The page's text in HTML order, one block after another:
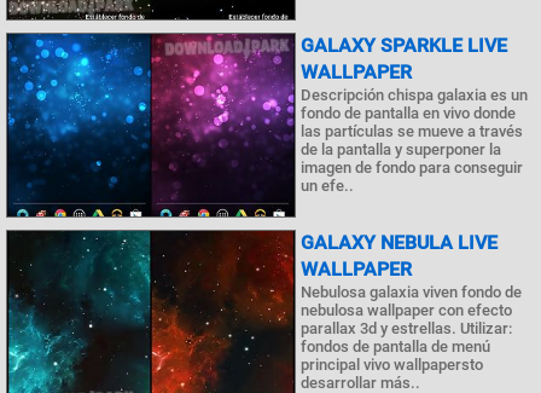
GALAXY SPARKLE LIVE
WALLPAPER
Descripción chispa galaxia es un
fondo de pantalla en vivo donde
las partículas se mueve a través
de la pantalla y superponer la
imagen de fondo para conseguir
un efe..
GALAXY NEBULA LIVE
WALLPAPER
Nebulosa galaxia viven fondo de
nebulosa wallpaper con efecto
parallax 3d y estrellas. Utilizar:
fondos de pantalla de menú
principal vivo wallpapersto
desarrollar más..